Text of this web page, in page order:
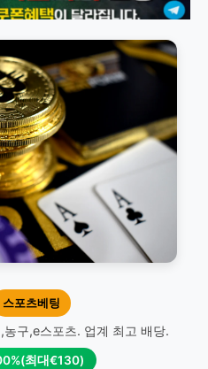
스포츠베팅
구,e스포츠. 업계 최고 배당.
최대€130)